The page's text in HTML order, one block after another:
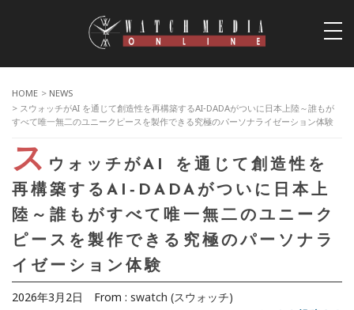
HOME > NEWS
> スウォッチがAI を通じて創造性を再構築するAI‑DADAがついに日本上陸～誰もが
すべて唯一無二のユニークピースを製作できる究極のパーソナライゼーション体験
ス ウォッチがAI を通じて創造性を
再構築するAI‑DADAがついに日本上
陸～誰もがすべて唯一無二のユニーク
ピースを製作できる究極のパーソナラ
イゼーション体験
2026年3月2日 From : swatch (スウォッチ)